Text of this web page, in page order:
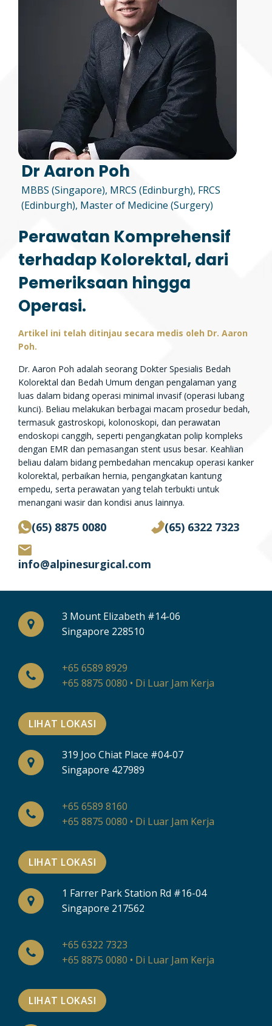
Dr Aaron Poh
MBBS (Singapore), MRCS (Edinburgh), FRCS
(Edinburgh), Master of Medicine (Surgery)
Perawatan Komprehensif
terhadap Kolorektal, dari
Pemeriksaan hingga
Operasi.
Artikel ini telah ditinjau secara medis oleh Dr. Aaron
Poh.
Dr. Aaron Poh adalah seorang Dokter Spesialis Bedah
Kolorektal dan Bedah Umum dengan pengalaman yang
luas dalam bidang operasi minimal invasif (operasi lubang
kunci). Beliau melakukan berbagai macam prosedur bedah,
termasuk gastroskopi, kolonoskopi, dan perawatan
endoskopi canggih, seperti pengangkatan polip kompleks
dengan EMR dan pemasangan stent usus besar. Keahlian
beliau dalam bidang pembedahan mencakup operasi kanker
kolorektal, perbaikan hernia, pengangkatan kantung
empedu, serta perawatan yang telah terbukti untuk
menangani wasir dan kondisi anus lainnya.
(65) 8875 0080 (65) 6322 7323
info@alpinesurgical.com
3 Mount Elizabeth #14-06
Singapore 228510
+65 6589 8929
+65 8875 0080 • Di Luar Jam Kerja
LIHAT LOKASI
319 Joo Chiat Place #04-07
Singapore 427989
+65 6589 8160
+65 8875 0080 • Di Luar Jam Kerja
LIHAT LOKASI
1 Farrer Park Station Rd #16-04
Singapore 217562
+65 6322 7323
+65 8875 0080 • Di Luar Jam Kerja
LIHAT LOKASI